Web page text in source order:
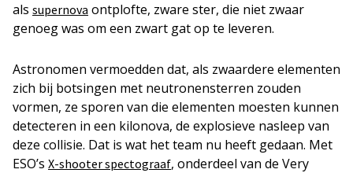
als supernova ontplofte, zware ster, die niet zwaar
genoeg was om een zwart gat op te leveren.
Astronomen vermoedden dat, als zwaardere elementen
zich bij botsingen met neutronensterren zouden
vormen, ze sporen van die elementen moesten kunnen
detecteren in een kilonova, de explosieve nasleep van
deze collisie. Dat is wat het team nu heeft gedaan. Met
ESO’s X-shooter spectograaf, onderdeel van de Very